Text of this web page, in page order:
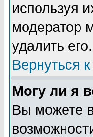
используя
модератор
удалить его.
Вернуться
Могу ли я
Вы можете